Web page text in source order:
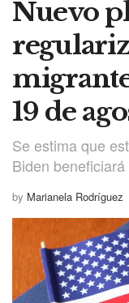
Nuevo
19 de
Se estima que
Biden
by Marianela Rodríguez